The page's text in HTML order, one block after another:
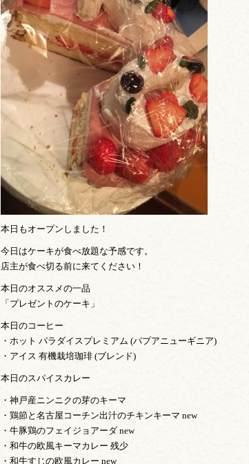
本日もオープンしました！
今日はケーキが食べ放題な予感です。
店主が食べ切る前に来てください！
本日のオススメの一品
「プレゼントのケーキ」
本日のコーヒー
・ホット パラダイスプレミアム (パプアニューギニア)
・アイス 有機栽培珈琲 (ブレンド)
本日のスパイスカレー
・神戸産ニンニクの芽のキーマ
・鶏節と名古屋コーチン出汁のチキンキーマ new
・牛豚鶏のフェイジョアーダ new
・和牛の欧風キーマカレー 残少
・和牛すじの欧風カレー new